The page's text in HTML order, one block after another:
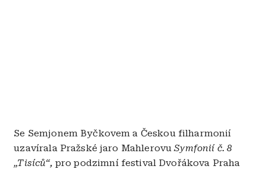
Se Semjonem Byčkovem a Českou filharmonií
uzavírala Pražské jaro Mahlerovu Symfonií č. 8
„Tisíců“, pro podzimní festival Dvořákova Praha